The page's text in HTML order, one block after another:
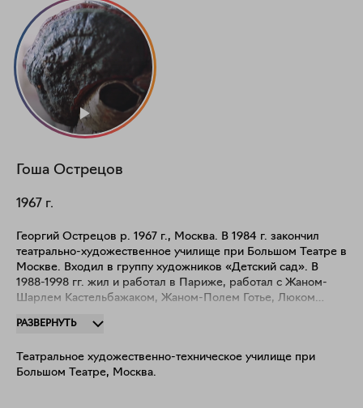
Гоша Острецов
1967 г.
Георгий Острецов р. 1967 г., Москва. В 1984 г. закончил
театрально-художественное училище при Большом Театре в
Москве. Входил в группу художников «Детский сад». В
1988-1998 гг. жил и работал в Париже, работал с Жаном-
Шарлем Кастельбажаком, Жаном-Полем Готье, Люком
Венецианской биеннале современного искусства.
(Париж), Государственной Третьяковской галереи (Москва);
Государственного Русского музея, Санкт-Петербург (Санкт-
РАЗВЕРНУТЬ
Театральное художественно-техническое училище при
Большом Театре, Москва.